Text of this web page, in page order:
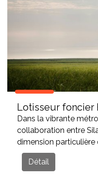
Lotisseur foncier
Dans la vibrante
collaboration entre
dimension particulière
Détail